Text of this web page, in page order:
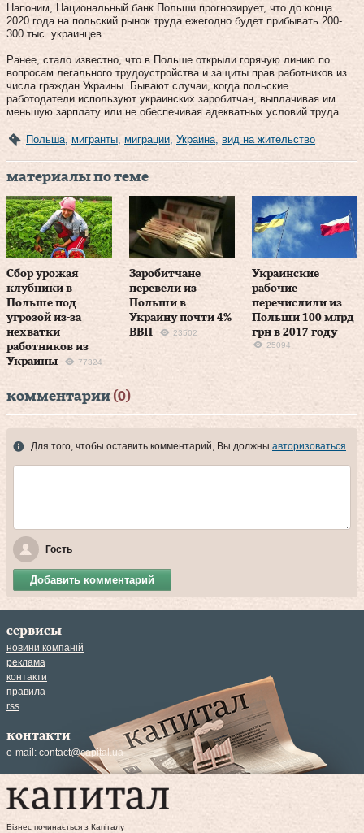
Напоним, Национальный банк Польши прогнозирует, что до конца
2020 года на польский рынок труда ежегодно будет прибывать 200-
300 тыс. украинцев.
Ранее, стало известно, что в Польше открыли горячую линию по
вопросам легального трудоустройства и защиты прав работников из
числа граждан Украины. Бывают случаи, когда польские
работодатели используют украинских заробитчан, выплачивая им
меньшую зарплату или не обеспечивая адекватных условий труда.
Польша мигранты миграции Украина вид на жительство
материалы по теме
Сбор урожая
клубники в
Польше под
угрозой из-за
нехватки
работников из
Украины
77324
Заробитчане
перевели из
Польши в
Украину почти 4%
ВВП
23502
Украинские
рабочие
перечислили из
Польши 100 млрд
грн в 2017 году
25094
комментарии (0)
Для того, чтобы оставить комментарий, Вы должны авторизоваться.
Гость
Добавить комментарий
сервисы
новини компаній
реклама
контакти
правила
rss
контакти
e-mail: contact@capital.ua
Бізнес починається з Капіталу